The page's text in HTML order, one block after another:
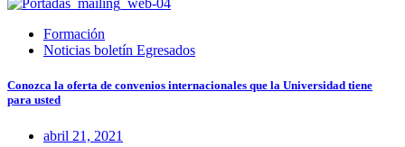
Formación
Noticias boletín Egresados
Conozca la oferta de convenios internacionales que la Universidad tiene
para usted
abril 21, 2021